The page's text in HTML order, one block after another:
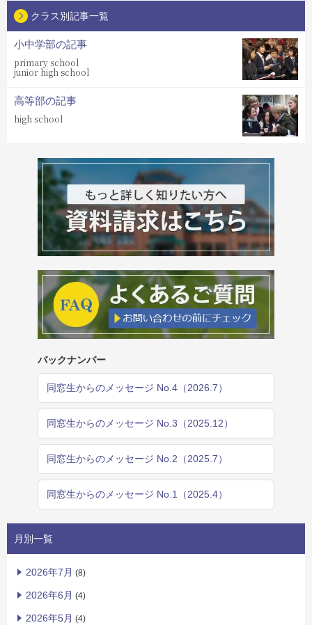
クラス別記事一覧
小中学部の記事
primary school
junior high school
高等部の記事
high school
バックナンバー
同窓生からのメッセージ No.4（2026.7）
同窓生からのメッセージ No.3（2025.12）
同窓生からのメッセージ No.2（2025.7）
同窓生からのメッセージ No.1（2025.4）
月別一覧
2026年7月 (8)
2026年6月 (4)
2026年5月 (4)